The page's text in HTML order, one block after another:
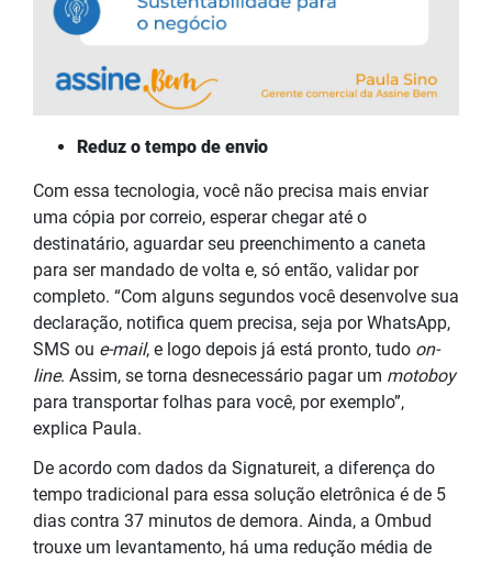
Reduz o tempo de envio
Com essa tecnologia, você não precisa mais enviar
uma cópia por correio, esperar chegar até o
destinatário, aguardar seu preenchimento a caneta
para ser mandado de volta e, só então, validar por
completo. “Com alguns segundos você desenvolve sua
declaração, notifica quem precisa, seja por WhatsApp,
SMS ou e-mail, e logo depois já está pronto, tudo on-
line. Assim, se torna desnecessário pagar um motoboy
para transportar folhas para você, por exemplo”,
explica Paula.
De acordo com dados da Signatureit, a diferença do
tempo tradicional para essa solução eletrônica é de 5
dias contra 37 minutos de demora. Ainda, a Ombud
trouxe um levantamento, há uma redução média de